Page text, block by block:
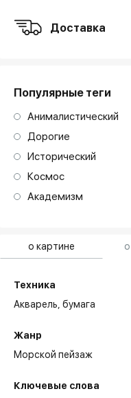
о картине
Техника
Акварель,бумага
Жанр
Морской пейзаж
Ключевые слова
Доставка
Популярные теги
Анималистический
Дорогие
Исторический
Космос
Академизм